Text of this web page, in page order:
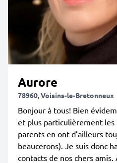
Aurore
78960, Voisins-le-Bretonneux
Bonjour à tous! Bien
et plus particulièrement les
parents en ont d’ailleurs
beaucerons). Je suis donc
contacts de nos chers